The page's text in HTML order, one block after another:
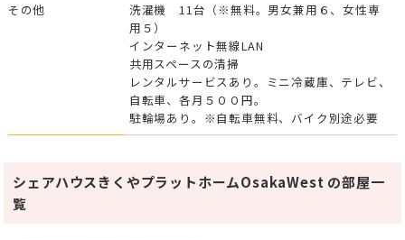
その他
洗濯機 11台（※無料。男女兼用６、女性専
用５）
インターネット無線LAN
共用スペースの清掃
レンタルサービスあり。ミニ冷蔵庫、テレビ、
自転車、各月５００円。
駐輪場あり。※自転車無料、バイク別途必要
シェアハウスきくやプラットホームOsakaWest の部屋一
覧